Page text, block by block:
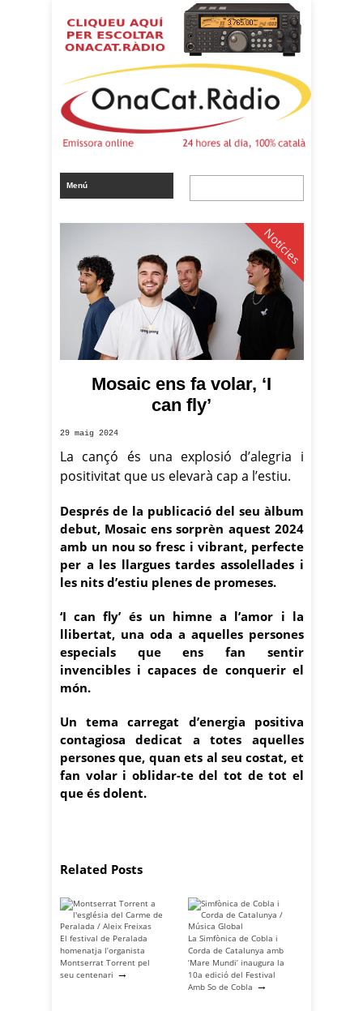
Notícies
Foto: Música Global
Mosaic ens fa volar, ‘I
can fly’
29 maig 2024
La cançó és una explosió d’alegria i
positivitat que us elevarà cap a l’estiu.
Després de la publicació del seu àlbum
debut, Mosaic ens sorprèn aquest 2024
amb un nou so fresc i vibrant, perfecte
per a les llargues tardes assolellades i
les nits d’estiu plenes de promeses.
‘I can fly’ és un himne a l’amor i la
llibertat, una oda a aquelles persones
especials que ens fan sentir
invencibles i capaces de conquerir el
món.
Un tema carregat d’energia positiva
contagiosa dedicat a totes aquelles
persones que, quan ets al seu costat, et
fan volar i oblidar-te del tot de tot el
que és dolent.
Related Posts
El festival de Peralada
homenatja l’organista
Montserrat Torrent pel
seu centenari →
La Simfònica de Cobla i
Corda de Catalunya amb
‘Mare Mundi’ inaugura la
10a edició del Festival
Amb So de Cobla →